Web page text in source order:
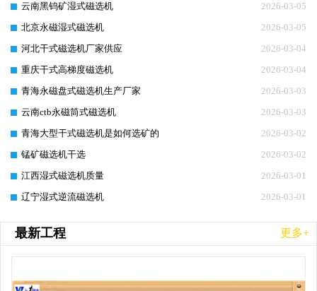
2026-03-05
云南黑钨矿湿式磁选机
2026-03-05
北京永磁湿式磁选机
2026-03-04
河北干式磁选机厂家供应
2026-03-04
重庆干式高梯度磁选机
2026-03-03
青海永磁盘式磁选机生产厂家
2026-03-03
云南ctb永磁筒式磁选机
2026-03-02
青海大型干式磁选机是如何选矿的
2026-03-02
锰矿磁选机干选
2026-03-01
江西湿式磁选机质量
2026-03-01
辽宁湿式逆流磁选机
最新工程 更多+